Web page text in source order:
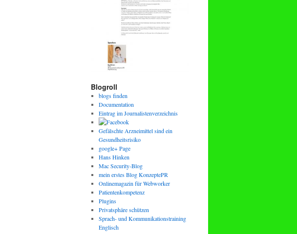
Blogroll
blogs finden
Documentation
Eintrag im Journalistenverzeichnis
Gefälschte Arzneimittel sind ein
Gesundheitsrisiko
google+ Page
Hans Hinken
Mac Security-Blog
mein erstes Blog KonzeptePR
Onlinemagazin für Webworker
Patientenkompetenz
Plugins
Privatsphäre schützen
Sprach- und Kommunikationstraining
Englisch